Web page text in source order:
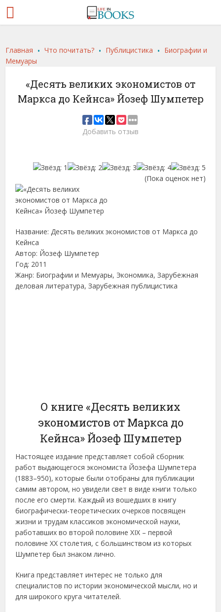
Главная .Что почитать? . Публицистика . Биографии и
Мемуары
«Десять великих экономистов от
Маркса до Кейнса» Йозеф Шумпетер
Добавить отзыв
(Пока оценок нет)
Название: Десять великих экономистов от Маркса до
Кейнса
Автор: Йозеф Шумпетер
Год: 2011
Жанр: Биографии и Мемуары, Экономика, Зарубежная
деловая литература, Зарубежная публицистика
О книге «Десять великих
экономистов от Маркса до
Кейнса» Йозеф Шумпетер
Настоящее издание представляет собой сборник
работ выдающегося экономиста Йозефа Шумпетера
(1883–950), которые были отобраны для публикации
самим автором, но увидели свет в виде книги только
после его смерти. Каждый из вошедших в книгу
биографически-теоретических очерков посвящен
жизни и трудам классиков экономической науки,
работавших во второй половине XIX – первой
половине XX столетия, с большинством из которых
Шумпетер был знаком лично.
Книга представляет интерес не только для
специалистов по истории экономической мысли, но и
для широкого круга читателей.